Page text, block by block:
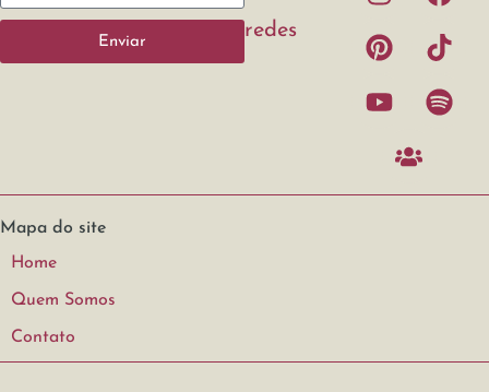
Enviar
redes
Mapa do site
Home
Quem Somos
Contato